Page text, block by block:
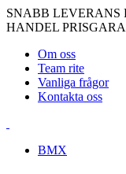
SNABB LEVERANS
HANDEL
Om oss
Team rite
Vanliga frågor
Kontakta oss
BMX